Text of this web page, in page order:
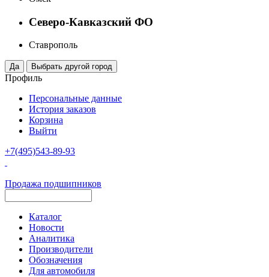
Северо-Кавказский ФО
Ставрополь
Профиль
Персональные данные
История заказов
Корзина
Выйти
+7(495)543-89-93
Продажа подшипников
Каталог
Новости
Аналитика
Производители
Обозначения
Для автомобиля